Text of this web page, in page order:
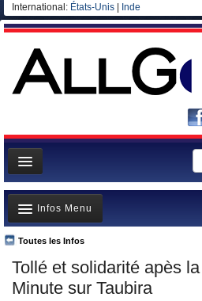
International: États-Unis Inde
Page d'accueil
Infos
Gouvernement
Ministères/Directions
Blog
Tollé et solidarité apès
Minute sur Taubira
Toutes les Infos
Infos Menu
A la Une
Polémiques